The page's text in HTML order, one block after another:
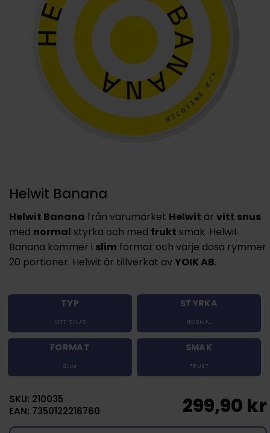
Helwit Banana
Helwit Banana från varumärket Helwit är vitt snus
med normal styrka och med frukt smak. Helwit
Banana kommer i slim format och varje dosa rymmer
20 portioner. Helwit är tillverkat avYOIK AB.
TYP
VITT SNUS
STYRKA
NORMAL
FORMAT
SLIM
SMAK
FRUKT
SKU: 210035
EAN: 7350122216760
299,90 kr